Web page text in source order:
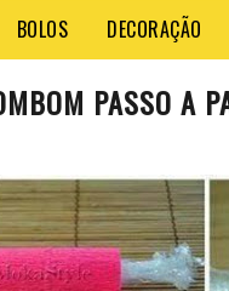
BOLOS DECORAÇÃO
PASSO A